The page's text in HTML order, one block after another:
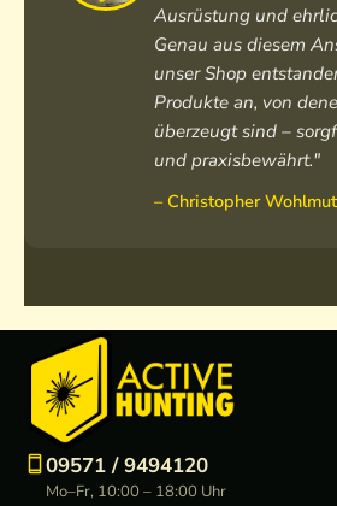
Ausrüstung und
Genau aus diesem
unser Shop
Produkte an, von
überzeugt sind –
und praxisbewährt."
– Christopher
09571 / 9494120
Mo–Fr, 10:00 – 18:00 Uhr